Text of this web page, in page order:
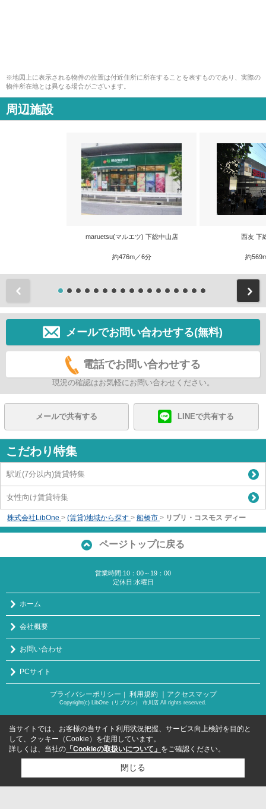
※地図上に表示される物件の位置は付近住所に所在することを表すものであり、実際の
物件所在地とは異なる場合がございます。
周辺施設
maruetsu(マルエツ) 下総中山店
約476m／6分
西友 下
約
メールでお問い合わせする(無料)
電話でお問い合わせする
現況の確認はお気軽にお問い合わせください。
メールで共有する LINEで共有する
こだわり特集
駅近(7分以内)賃貸特集
女性向け賃貸特集
株式会社LibOne > (賃貸)地域から探す > 船橋市 > リブリ・コスモス ディー
ページトップに戻る
営業時間:10：00～19：00
定休日:水曜日
ホーム
会社概要
お問い合わせ
PCサイト
プライバシーポリシー 利用規約 ｜アクセスマップ
Copyright(c) LibOne（リブワン） 市川店 All rights reserved.
当サイトでは、お客様の当サイト利用状況把握、サービス向上検討を目的と
して、クッキー（Cookie）を使用しています。
詳しくは、当社の 「Cookieの取扱いについて」 をご確認ください。
閉じる